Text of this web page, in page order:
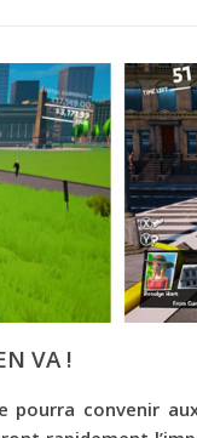
VA !
pourra convenir